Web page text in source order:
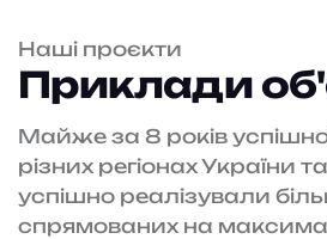
Наші проєкти
Приклади
Майже за 8 років
різних регіонах України
успішно реалізували
спрямованих на